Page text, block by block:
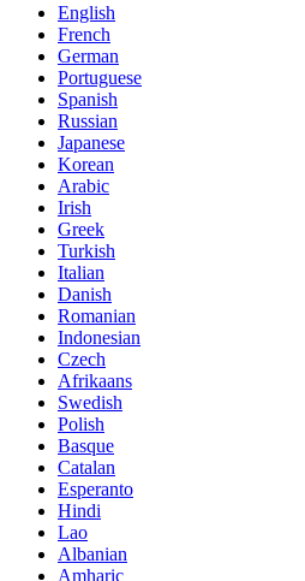
English
French
German
Portuguese
Spanish
Russian
Japanese
Korean
Arabic
Irish
Greek
Turkish
Italian
Danish
Romanian
Indonesian
Czech
Afrikaans
Swedish
Polish
Basque
Catalan
Esperanto
Hindi
Lao
Albanian
Amharic